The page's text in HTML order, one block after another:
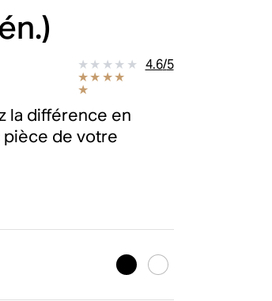
4.6/5
la différence en
pièce de votre